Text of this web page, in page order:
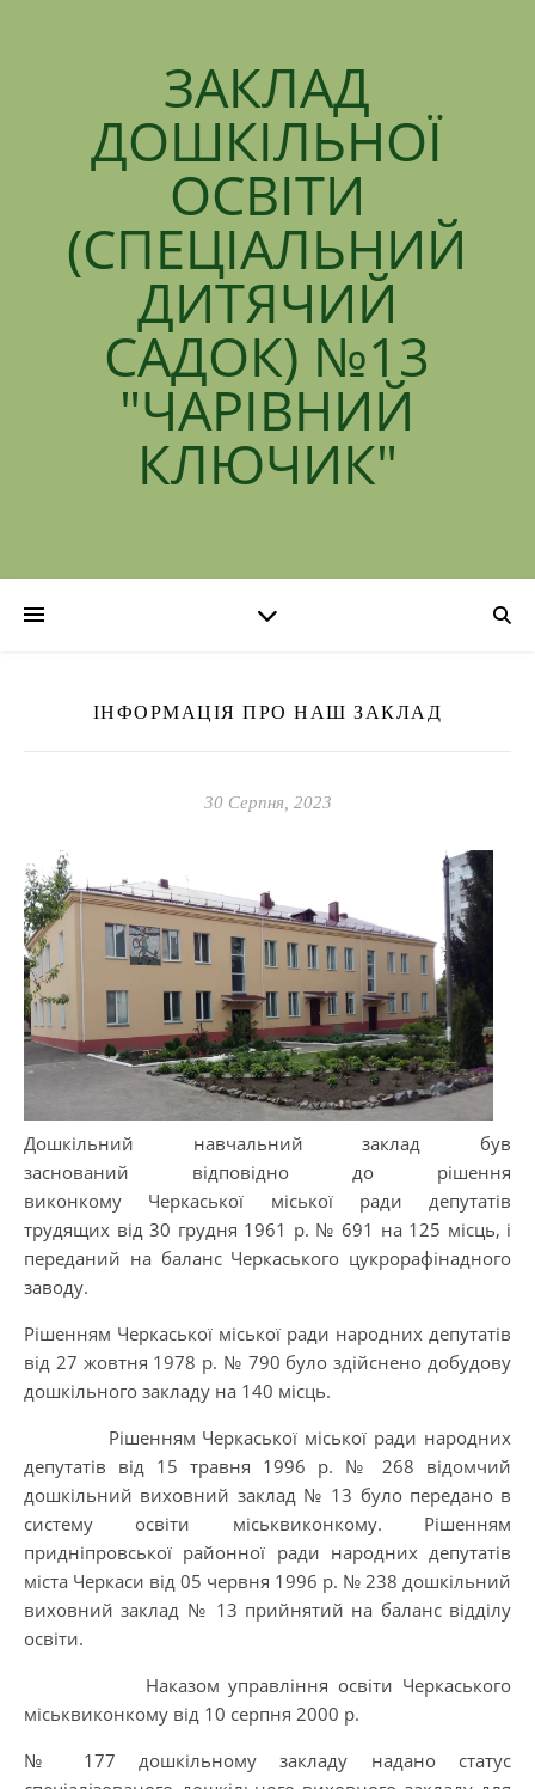
ЗАКЛАД
ДОШКІЛЬНОЇ
ОСВІТИ
(СПЕЦІАЛЬНИЙ
ДИТЯЧИЙ
САДОК) №13
"ЧАРІВНИЙ
КЛЮЧИК"
ІНФОРМАЦІЯ ПРО НАШ ЗАКЛАД
30 Серпня, 2023
Дошкільний навчальний заклад був
заснований відповідно до рішення
виконкому Черкаської міської ради депутатів
трудящих від 30 грудня 1961 р. № 691 на 125 місць, і
переданий на баланс Черкаського цукрорафінадного
заводу.
Рішенням Черкаської міської ради народних депутатів
від 27 жовтня 1978 р. № 790 було здійснено добудову
дошкільного закладу на 140 місць.
Рішенням Черкаської міської ради народних
депутатів від 15 травня 1996 р. № 268 відомчий
дошкільний виховний заклад № 13 було передано в
систему освіти міськвиконкому. Рішенням
придніпровської районної ради народних депутатів
міста Черкаси від 05 червня 1996 р. № 238 дошкільний
виховний заклад № 13 прийнятий на баланс відділу
освіти.
Наказом управління освіти Черкаського
міськвиконкому від 10 серпня 2000 р.
№ 177 дошкільному закладу надано статус